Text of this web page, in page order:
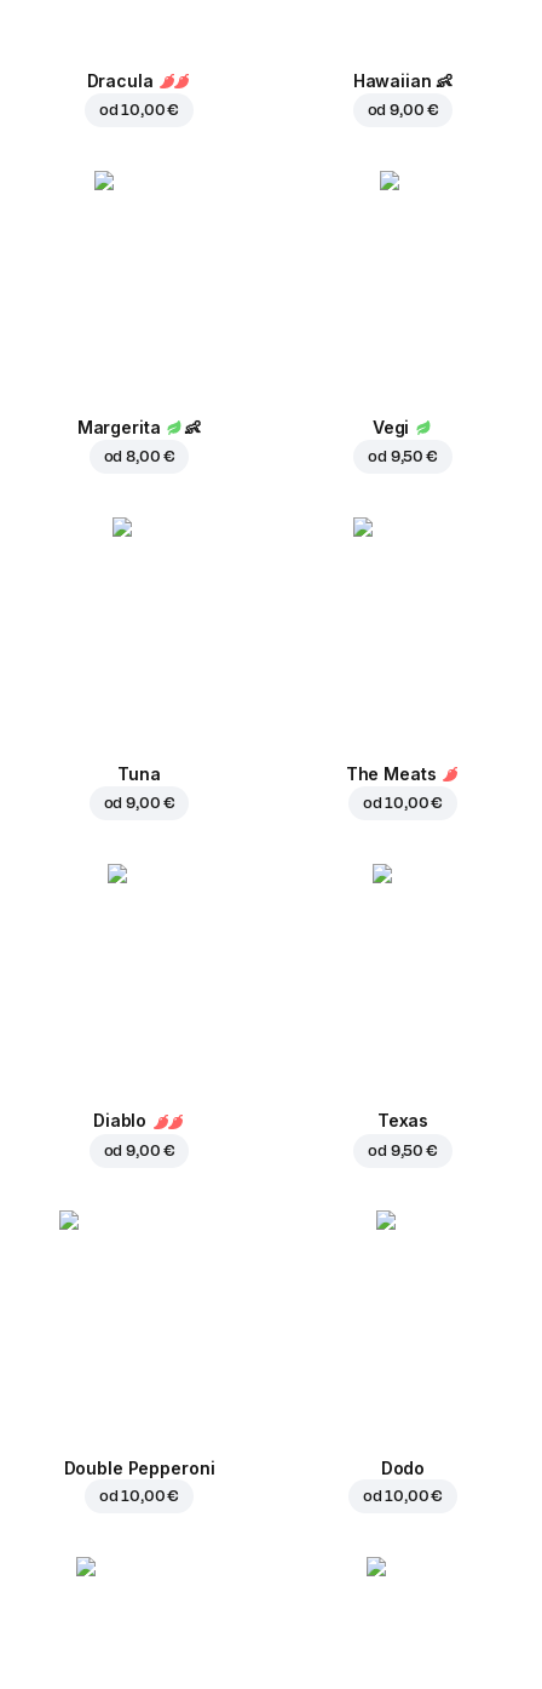
Dracula
od10,00 €
Hawaiian 👶
od9,00 €
Margerita 👶
od8,00 €
Vegi
od 9,50 €
Tuna
od9,00 €
The Meats
od10,00 €
Diablo
od9,00 €
Texas
od 9,50 €
Double Pepperoni
od10,00 €
Dodo
od10,00 €